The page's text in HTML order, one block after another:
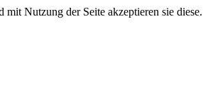
mit Nutzung der Seite akzeptieren sie diese.